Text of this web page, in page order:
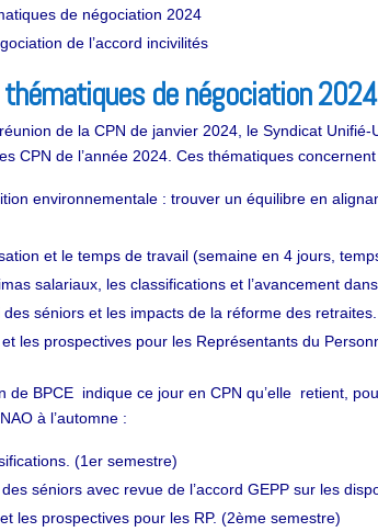
de négociation 2024
de l’accord incivilités
de négociation 2024
de la CPN de janvier 2024, le Syndicat
CPN de l’année 2024. Ces thématiques concernent
environnementale : trouver un équilibre en
et le temps de travail (semaine en 4 jours,
salariaux, les classifications et l’avancement dans
des séniors et les impacts de la réforme des retraites.
les prospectives pour les Représentants du
de BPCE indique ce jour en CPN qu’elle retient,
à l’automne :
(1er semestre)
des séniors avec revue de l’accord GEPP sur les
les prospectives pour les RP. (2ème semestre)